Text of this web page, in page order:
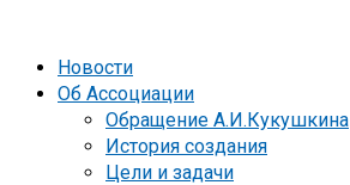
Новости
Об Ассоциации
Обращение А.И.Кукушкина
История создания
Цели и задачи